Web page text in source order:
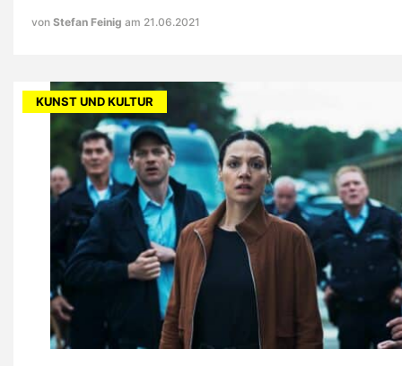
von Stefan Feinig am 21.06.2021
KUNST UND KULTUR